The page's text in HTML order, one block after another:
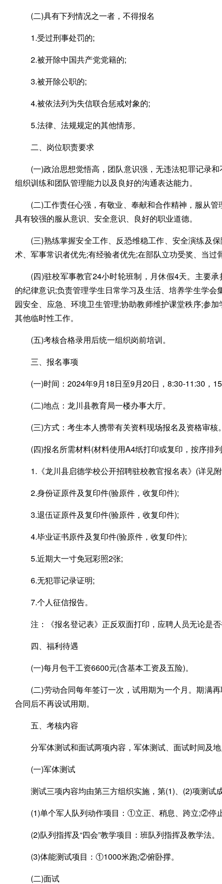
(二)具有下列情况之一者，不得报名
1.受过刑事处罚的;
2.被开除中国共产党党籍的;
3.被开除公职的;
4.被依法列为失信联合惩戒对象的;
5.法律、法规规定的其他情形。
二、岗位职责要求
(一)政治思想觉悟高，团队意识强，无违法犯罪记录
组织训练和团队管理能力以及良好的沟通表达能力。
(二)工作责任心强，有敬业、奉献和合作精神，服从
具有较强的服从意识、安全意识、良好的职业道德。
(三)熟练掌握安全工作、反恐维稳工作、安全演练及
术、军事常识者优先;有经验者优先;在部队立功受奖、当过
(四)驻校军事教官24小时轮班制，月休假4天。主要
的纪律意识;负责管理学生日常学习及生活、培养学生学
园安全、应急、环境卫生管理;协助教师维护课堂秩序;参
其他临时性工作。
(五)考核合格录用后统一组织岗前培训。
三、报名事项
(一)时间：2024年9月18日至9月20日，8:30-11:30，
(二)地点：龙川县教育局一楼办事大厅。
(三)方式：考生本人携带有关资料现场报名及资格审核
(四)报名所需材料(材料使用A4纸打印或复印，按序排
1.《龙川县启德学校公开招聘驻校教官报名表》(详见
2.身份证原件及复印件(验原件，收复印件);
3.退伍证原件及复印件(验原件，收复印件);
4.毕业证书原件及复印件(验原件，收复印件);
5.近期大一寸免冠彩照2张;
6.无犯罪记录证明;
7.个人征信报告。
注：《报名登记表》正反双面打印，应聘人员无论是
四、福利待遇
(一)每月包干工资6600元(含基本工资及五险)。
(二)劳动合同每年签订一次，试用期为一个月。期满
合同后不再设试用期。
五、考核内容
分军体测试和面试两项内容，军体测试、面试时间及
(一)军体测试
测试三项内容均由第三方组织实施，第(1)、(2)项测
(1)单个军人队列动作项目：①立正、稍息、跨立;②
(2)队列指挥及“四会”教学项目：班队列指挥及教学法。
(3)体能测试项目：①1000米跑;②俯卧撑。
(二)面试